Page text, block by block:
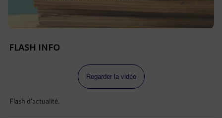
FLASH INFO
Regarder la vidéo
Flash d'actualité.